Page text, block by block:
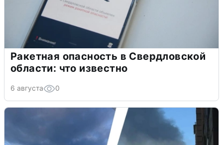
Ракетная опасность в Свердловской
области: что известно
6 августа 0